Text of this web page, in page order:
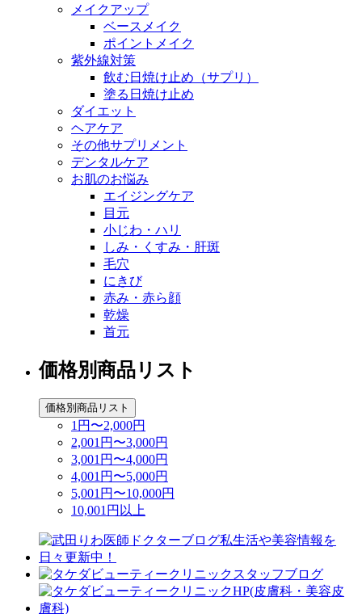
メイクアップ
ベースメイク
ポイントメイク
紫外線対策
飲む日焼け止め（サプリ）
塗る日焼け止め
ダイエット
ヘアケア
その他サプリメント
デンタルケア
お肌のお悩み
エイジングケア
目元
小じわ・ハリ
しみ・くすみ・肝斑
毛穴
にきび
赤み・赤ら顔
乾燥
首元
価格別商品リスト
価格別商品リスト
1円〜2,000円
2,001円〜3,000円
3,001円〜4,000円
4,001円〜5,000円
5,001円〜10,000円
10,001円以上